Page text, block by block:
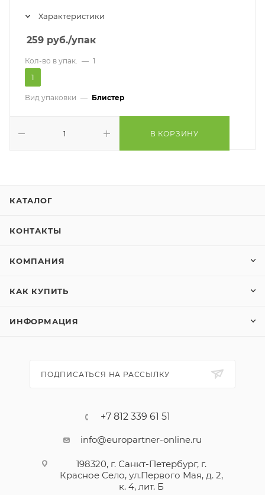
Характеристики
259 руб./упак
Кол-во в упак. — 1
1
Вид упаковки — Блистер
В КОРЗИНУ
КАТАЛОГ
КОНТАКТЫ
КОМПАНИЯ
КАК КУПИТЬ
ИНФОРМАЦИЯ
ПОДПИСАТЬСЯ НА РАССЫЛКУ
+7 812 339 61 51
info@europartner-online.ru
198320, г. Санкт-Петербург, г.
Красное Село, ул.Первого Мая, д. 2,
к. 4, лит. Б